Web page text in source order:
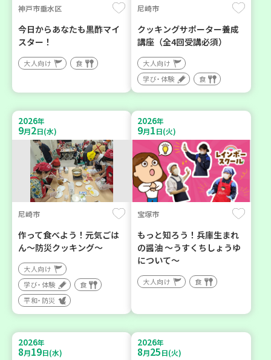
神戸市垂水区
今日からあなたも黒酢マイ
スター！
大人向け 食
尼崎市
クッキングサポーター養成
講座（全4回受講必須）
大人向け
学び・体験
食
2026年
9月2日(水)
尼崎市
作って食べよう！元気ごは
ん～防災クッキング～
大人向け
学び・体験
食
平和・防災
2026年
9月1日(火)
宝塚市
もっと知ろう！兵庫生まれ
の醤油 ～うすくちしょうゆ
について～
大人向け 食
2026年
8月19日(水)
2026年
8月25日(火)